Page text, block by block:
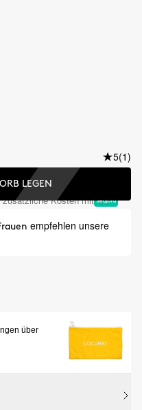
5(1)
LEGEN
zusätzliche Kosten mit
empfehlen unsere
über